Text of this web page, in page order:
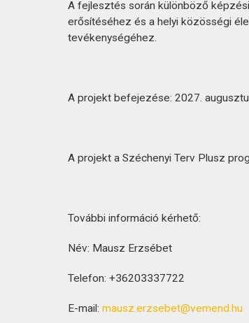
A fejlesztés során különböző
erősítéséhez és a helyi közösségi
tevékenységéhez.
A projekt befejezése: 2027.
A projekt a Széchenyi Terv Plusz
További információ kérhető:
Név: Mausz Erzsébet
Telefon: +36203337722
E-mail: mausz.erzsebet@vemend.hu